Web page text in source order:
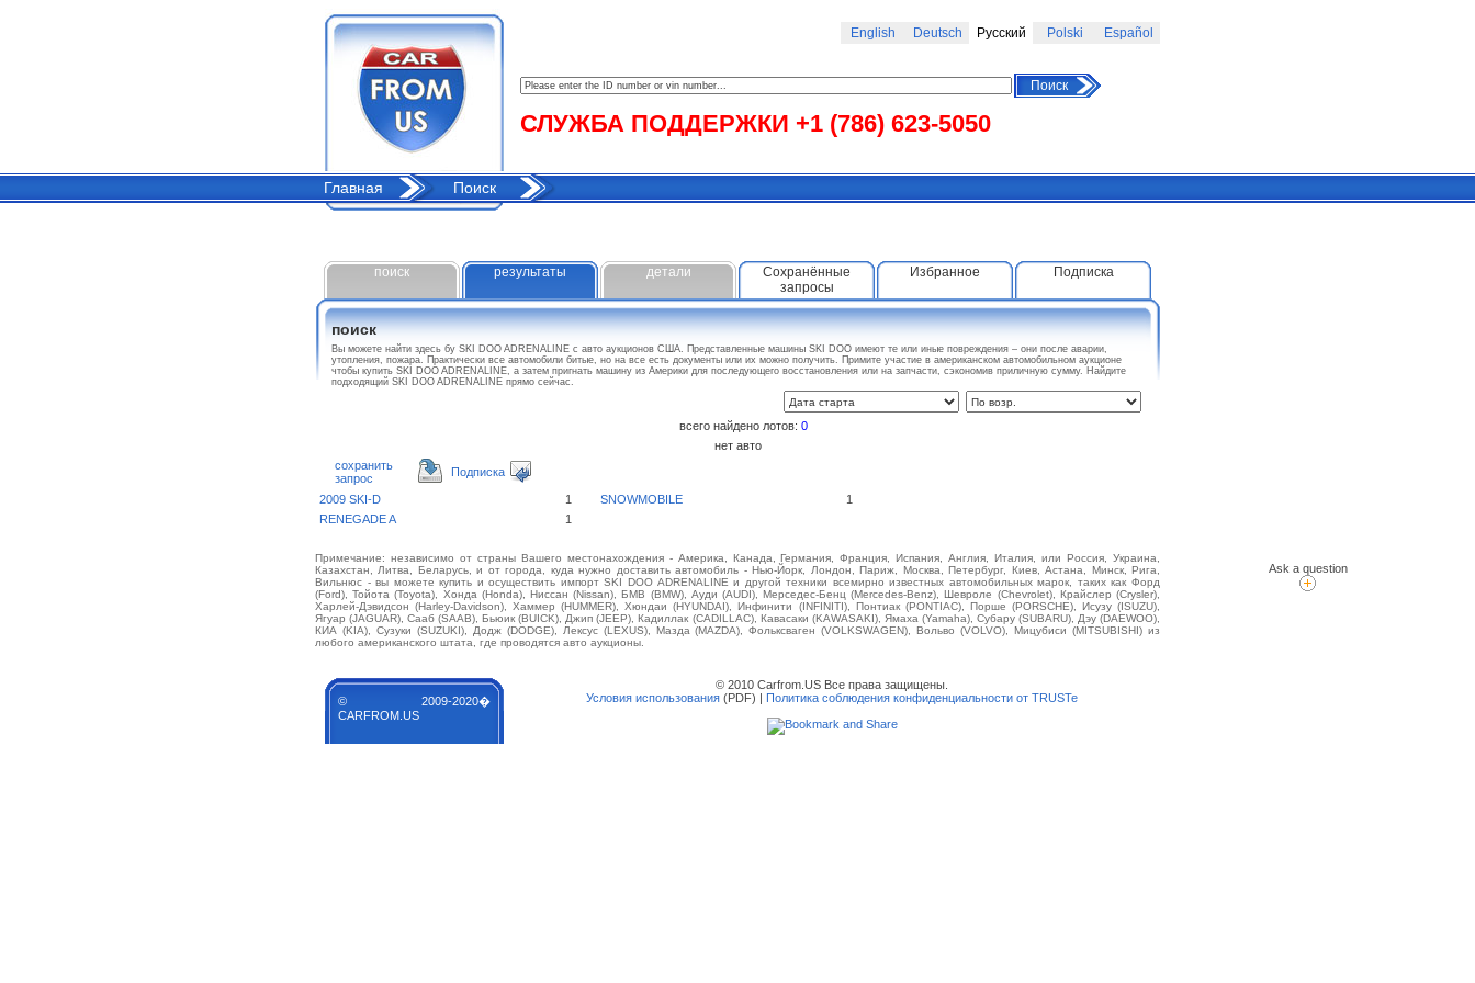
Ask a question
English Deutsch Русский Polski Español
СЛУЖБА ПОДДЕРЖКИ +1 (786) 623-5050
Поиск
Главная Поиск
поиск результаты детали
Сохранённые
запросы
Избранное Подписка
поиск
Вы можете найти здесь бу SKI DOO ADRENALINE с авто аукционов США. Представленные машины SKI DOO имеют те или иные повреждения – они после аварии,
утопления, пожара. Практически все автомобили битые, но на все есть документы или их можно получить. Примите участие в американском автомобильном аукционе
чтобы купить SKI DOO ADRENALINE, а затем пригнать машину из Америки для последующего восстановления или на запчасти, сэкономив приличную сумму. Найдите
подходящий SKI DOO ADRENALINE прямо сейчас.
всего найдено лотов: 0
нет авто
сохранить
запрос
Подписка
2009 SKI-D 1 SNOWMOBILE
1
RENEGADE A
1
Примечание: независимо от страны Вашего местонахождения - Америка, Канада, Германия, Франция, Испания, Англия, Италия, или Россия, Украина,
Казахстан, Литва, Беларусь, и от города, куда нужно доставить автомобиль - Нью-Йорк, Лондон, Париж, Москва, Петербург, Киев, Астана, Минск, Рига,
Вильнюс - вы можете купить и осуществить импорт SKI DOO ADRENALINE и другой техники всемирно известных автомобильных марок, таких как Форд
(Ford), Тойота (Toyota), Хонда (Honda), Ниссан (Nissan), БМВ (BMW), Ауди (AUDI), Мерседес-Бенц (Mercedes-Benz), Шевроле (Chevrolet), Крайслер (Crysler),
Харлей-Дэвидсон (Harley-Davidson), Хаммер (HUMMER), Хюндаи (HYUNDAI), Инфинити (INFINITI), Понтиак (PONTIAC), Порше (PORSCHE), Исузу (ISUZU),
Ягуар (JAGUAR), Сааб (SAAB), Бьюик (BUICK), Джип (JEEP), Кадиллак (CADILLAC), Кавасаки (KAWASAKI), Ямаха (Yamaha), Субару (SUBARU), Дэу (DAEWOO),
КИА (KIA), Сузуки (SUZUKI), Додж (DODGE), Лексус (LEXUS), Мазда (MAZDA), Фольксваген (VOLKSWAGEN), Вольво (VOLVO), Мицубиси (MITSUBISHI) из
любого американского штата, где проводятся авто аукционы.
© 2009-2020�
CARFROM.US
© 2010 Carfrom.US Все права защищены.
Условия использования (PDF) | Политика соблюдения конфиденциальности от TRUSTe